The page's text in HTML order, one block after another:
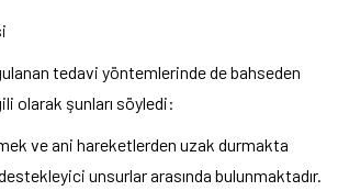
tedavi yöntemlerinde de bahseden
olarak şunları söyledi:
ve ani hareketlerden uzak durmakta
unsurlar arasında bulunmaktadır.